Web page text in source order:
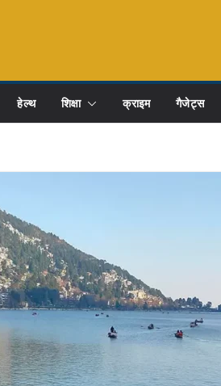
हेल्थ शिक्षा क्राइम गैजेट्स